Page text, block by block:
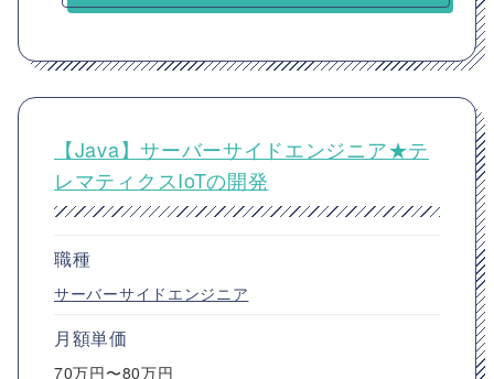
【Java】サーバーサイドエンジニア★テ
レマティクスIoTの開発
職種
サーバーサイドエンジニア
月額単価
70万円〜80万円